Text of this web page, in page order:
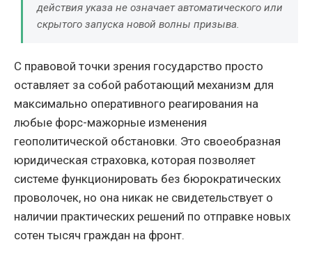
действия указа не означает автоматического или
скрытого запуска новой волны призыва.
С правовой точки зрения государство просто
оставляет за собой работающий механизм для
максимально оперативного реагирования на
любые форс-мажорные изменения
геополитической обстановки. Это своеобразная
юридическая страховка, которая позволяет
системе функционировать без бюрократических
проволочек, но она никак не свидетельствует о
наличии практических решений по отправке новых
сотен тысяч граждан на фронт.